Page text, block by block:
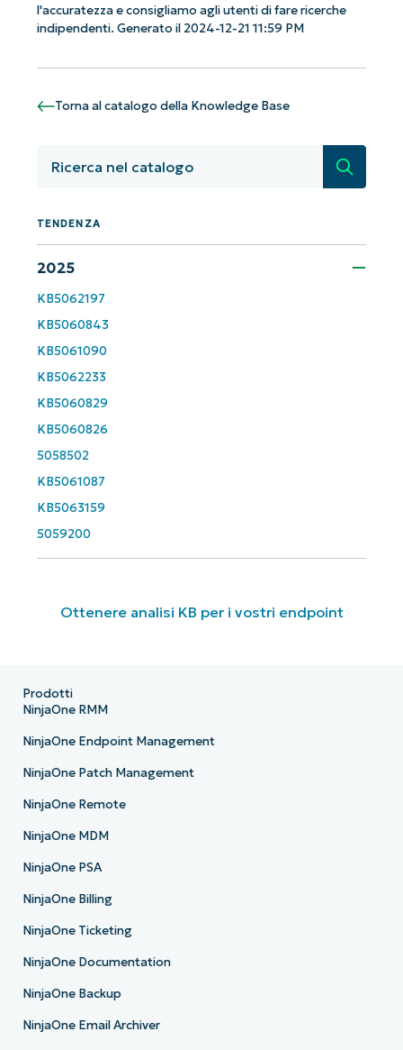
l'accuratezza e consigliamo agli utenti di fare ricerche
indipendenti. Generato il 2024-12-21 11:59 PM
Torna al catalogo della Knowledge Base
Ricerca
TENDENZA
2025
KB5062197
KB5060843
KB5061090
KB5062233
KB5060829
KB5060826
5058502
KB5061087
KB5063159
5059200
Ottenere analisi KB per i vostri endpoint
Phone
number*
Prodotti
NinjaOne RMM
NinjaOne Endpoint Management
NinjaOne Patch Management
NinjaOne Remote
NinjaOne MDM
NinjaOne PSA
NinjaOne Billing
NinjaOne Ticketing
NinjaOne Documentation
NinjaOne Backup
NinjaOne Email Archiver